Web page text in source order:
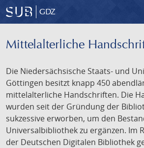
GDZ
Mittelalterliche
Die Niedersächsische Staats- und
Göttingen besitzt knapp 450
mittelalterliche Handschriften. Die
wurden seit der Gründung der
sukzessive erworben, um den
Universalbibliothek zu ergänzen. Im
der Deutschen Digitalen Bibliothek